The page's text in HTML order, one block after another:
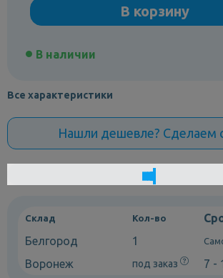
В корзину
В наличии
Все характеристики
Нашли дешевле? Сделаем
Склад Кол-во
Белгород
1
Воронеж под заказ 7 -